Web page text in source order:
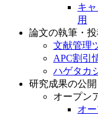
キ
用
論文の執筆・
文献管理
APC割引
ハゲタカ
研究成果の公開
オープン
オ